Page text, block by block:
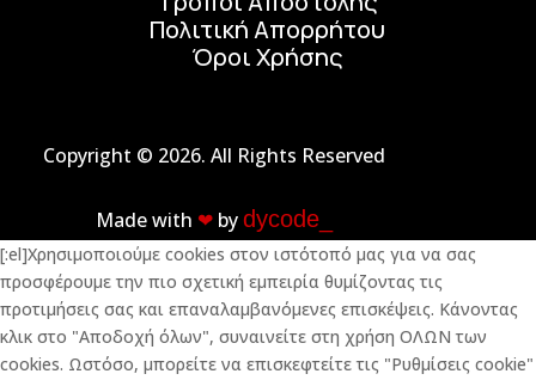
Πολιτική Απορρήτου
Όροι Χρήσης
Copyright © 2026. All Rights Reserved
Made with ❤︎ bydycode_
[:el]Χρησιμοποιούμε cookies στον ιστότοπό μας για να σας
προσφέρουμε την πιο σχετική εμπειρία θυμίζοντας τις
προτιμήσεις σας και επαναλαμβανόμενες επισκέψεις. Κάνοντας
κλικ στο "Αποδοχή όλων", συναινείτε στη χρήση ΟΛΩΝ των
cookies. Ωστόσο, μπορείτε να επισκεφτείτε τις "Ρυθμίσεις cookie"